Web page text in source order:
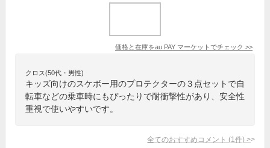
価格と在庫をau PAY マーケット でチェック >>
クロス(50代・男性)
キッズ向けのスケボー用のプロテクターの３点セットで自
転車などの乗車時にもぴったりで耐衝撃性があり、安全性
重視で使いやすいです。
全てのおすすめコメント (1 件) >